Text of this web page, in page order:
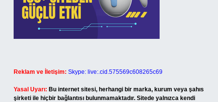
Reklam ve İletişim: Skype: live:.cid.575569c608265c69
Yasal Uyarı: Bu internet sitesi, herhangi bir marka, kurum veya şahıs
şirketi ile hiçbir bağlantısı bulunmamaktadır. Sitede yalnızca kendi